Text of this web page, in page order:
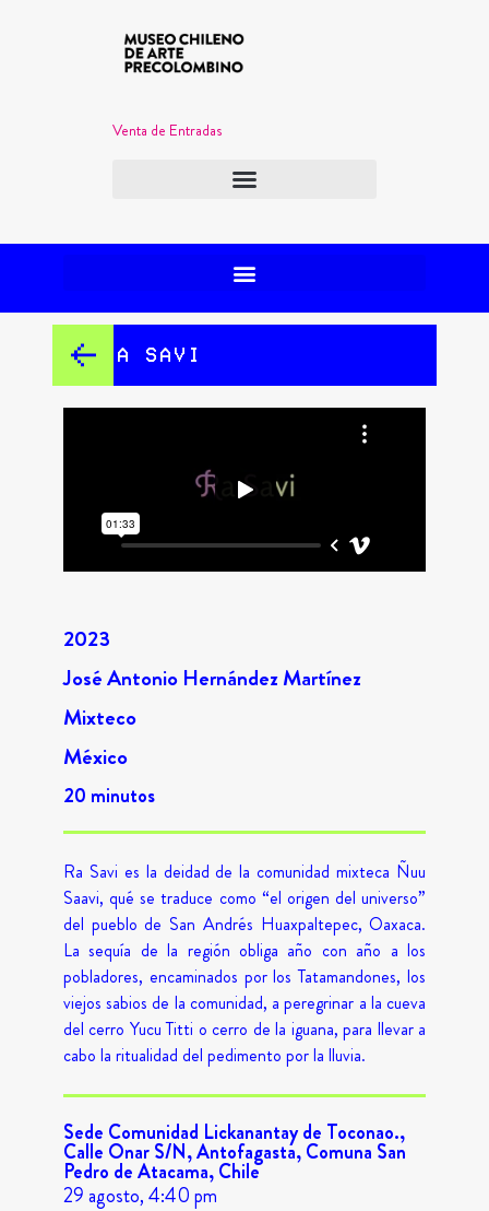
Venta de Entradas
Ra Savi
2023
José Antonio Hernández Martínez
Mixteco
México
20 minutos
Ra Savi es la deidad de la comunidad mixteca Ñuu
Saavi, qué se traduce como “el origen del universo”
del pueblo de San Andrés Huaxpaltepec, Oaxaca.
La sequía de la región obliga año con año a los
pobladores, encaminados por los Tatamandones, los
viejos sabios de la comunidad, a peregrinar a la cueva
del cerro Yucu Titti o cerro de la iguana, para llevar a
cabo la ritualidad del pedimento por la lluvia.
Sede Comunidad Lickanantay de Toconao.,
Calle Onar S/N, Antofagasta, Comuna San
Pedro de Atacama, Chile
29 agosto, 4:40 pm